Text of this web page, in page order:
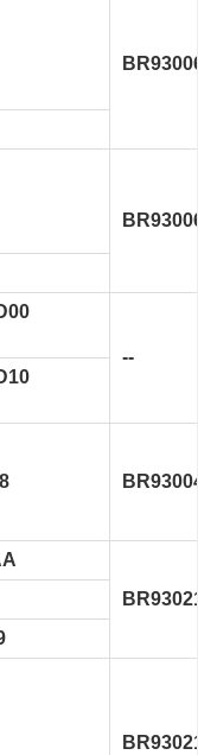
BR930061
BR930064
--
BR930040
BR930219
BR930215